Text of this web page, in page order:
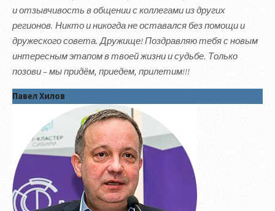
и отзывчивость в общении с коллегами из других
регионов. Никто и никогда не оставался без помощи и
дружеского совета. Дружище! Поздравляю тебя с новым
интересным этапом в твоей жизни и судьбе. Только
позови – мы придём, приедем, прилетим!!!
Павел Хилов